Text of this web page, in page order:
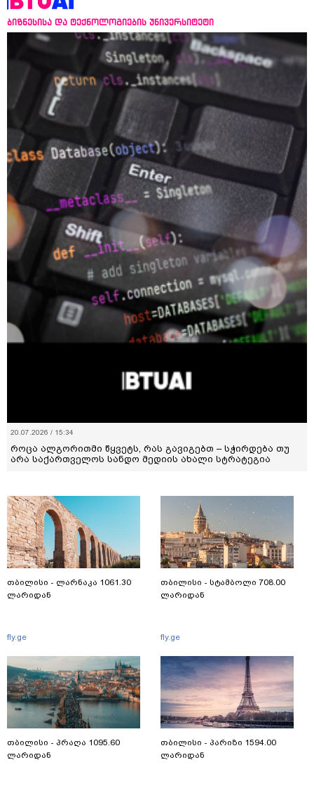
ბიზნესისა და ტექნოლოგიების უნივერსიტეტი
20.07.2026 / 15:34
როცა ალგორითმი წყვეტს, რას გავიგებთ – სჭირდება თუ
არა საქართველოს სანდო მედიის ახალი სტრატეგია
თბილისი - ლარნაკა 1061.30
ლარიდან
fly.ge
თბილისი - პრაღა 1095.60
ლარიდან
თბილისი - სტამბოლი 708.00
ლარიდან
fly.ge
თბილისი - პარიზი 1594.00
ლარიდან